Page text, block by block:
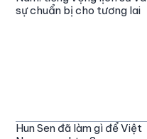
sự chuẩn bị cho tương lai
Hun Sen đã làm gì để Việt